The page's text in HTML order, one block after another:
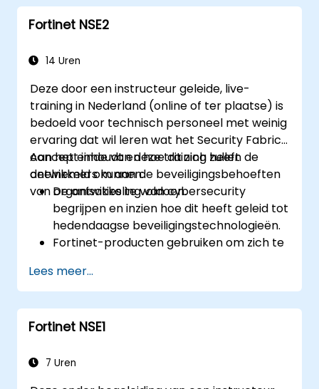
beheren en oplossen in uiteenlopende
omgevingen.
complexe beveiligingsuitdagingen en -
Fortinet NSE2
14 Uren
Deze door een instructeur geleide, live-
training in Nederland (online of ter plaatse) is
bedoeld voor technisch personeel met weinig
ervaring dat wil leren wat het Security Fabric-
concept inhoudt en hoe dit zich heeft
ontwikkeld om aan de beveiligingsbehoeften
van organisaties te voldoen.
Aan het einde van deze training zullen de
deelnemers kunnen:
De ontwikkeling van cybersecurity
begrijpen en inzien hoe dit heeft geleid tot
hedendaagse beveiligingstechnologieën.
Fortinet-producten gebruiken om zich te
cyberdreigingen en -aanvallen.
De integratie- en
automatiseringsmogelijkheden van
Fortinet-oplossingen begrijpen, zodat een
cyberincidenten mogelijk wordt.
Lees meer...
Fortinet NSE1
7 Uren